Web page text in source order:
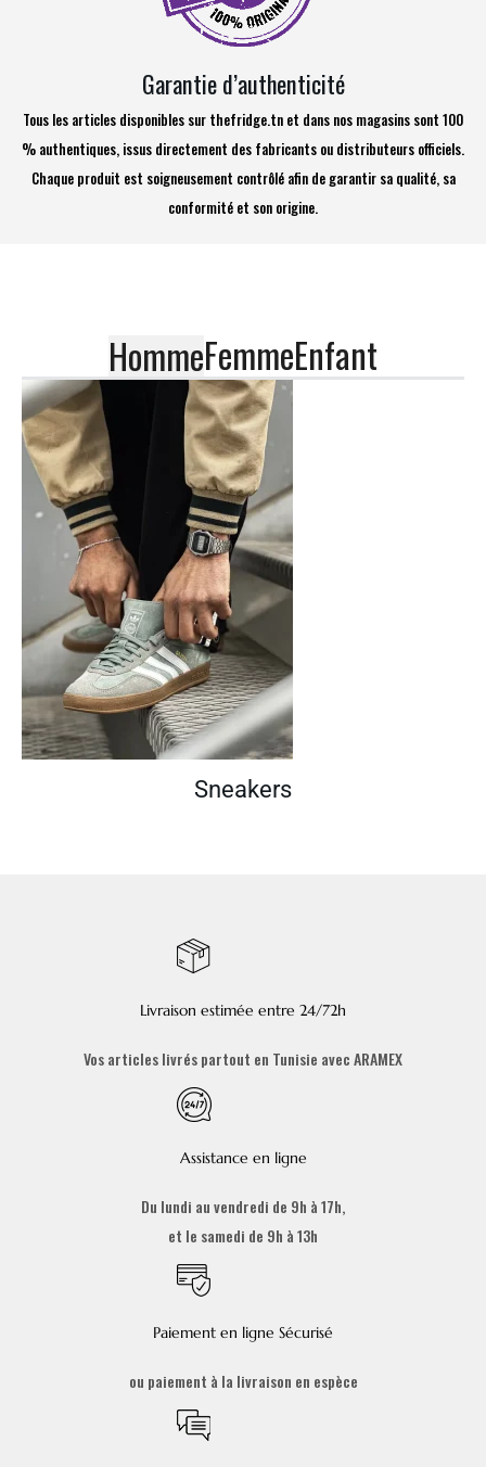
Garantie d’authenticité
Tous les articles disponibles sur thefridge.tn et dans nos magasins sont 100
% authentiques, issus directement des fabricants ou distributeurs officiels.
Chaque produit est soigneusement contrôlé afin de garantir sa qualité, sa
conformité et son origine.
HommeFemmeEnfant
Sneakers
Livraison estimée entre 24/72h
Vos articles livrés partout en Tunisie avec ARAMEX
Assistance en ligne
Du lundi au vendredi de 9h à 17h,
et le samedi de 9h à 13h
Paiement en ligne Sécurisé
ou paiement à la livraison en espèce